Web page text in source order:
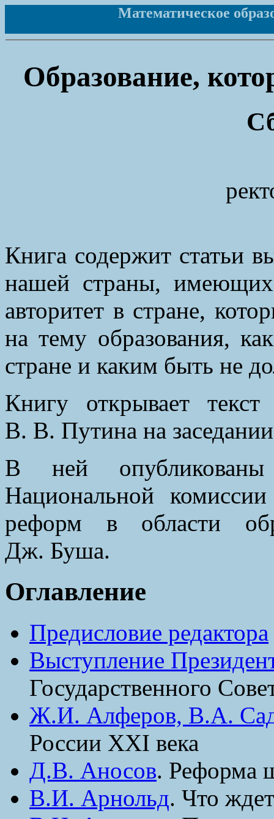
Математическое
Образование,
Книга содержит статьи
нашей страны,
авторитет в стране,
на тему образования,
стране и каким быть не
Книгу открывает
В. В. Путина на
В ней
Национальной
реформ в области
Дж. Буша.
Оглавление
Предисловие редактора
Выступление
Государственного
Ж.И. Алферов, В.А.
России XXI века
Д.В. Аносов. Реформа
В.И. Арнольд. Что